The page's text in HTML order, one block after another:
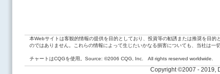
本Webサイトは客観的情報の提供を目的としており、投資等の勧誘または推奨を目
のではありません。これらの情報によって生じたいかなる損害についても、当社は一
チャートはCQGを使用。Source: ©2006 CQG, Inc. All rights reserved worldwide.
Copyright ©2007 - 2019,